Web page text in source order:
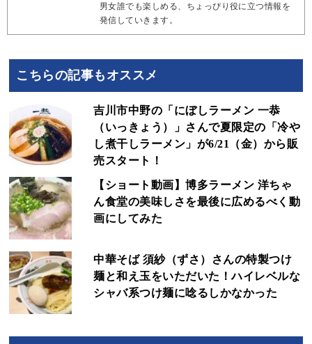
男女誰でも楽しめる、ちょっぴり役に立つ情報を
発信していきます。
こちらの記事もオススメ
吉川市中野の「にぼしラーメン 一恭
（いっきょう）」さんで夏限定の「冷や
し煮干しラーメン」が6/21（金）から販
売スタート！
【ショート動画】博多ラーメン 洋ちゃ
ん食堂の美味しさを最後に広めるべく動
画にしてみた
中華そば 須紗（ずさ）さんの特製つけ
麺と和え玉をいただいた！ハイレベルな
シャバ系つけ麺に唸るしかなかった